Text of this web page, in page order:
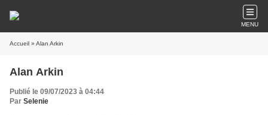
MENU
Accueil » Alan Arkin
Alan Arkin
Publié le 09/07/2023 à 04:44
Par Selenie